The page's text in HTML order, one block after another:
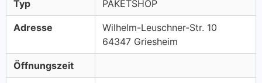
Typ PAKETSHOP
Adresse
Wilhelm-Leuschner-Str. 10
64347 Griesheim
Öffnungszeit